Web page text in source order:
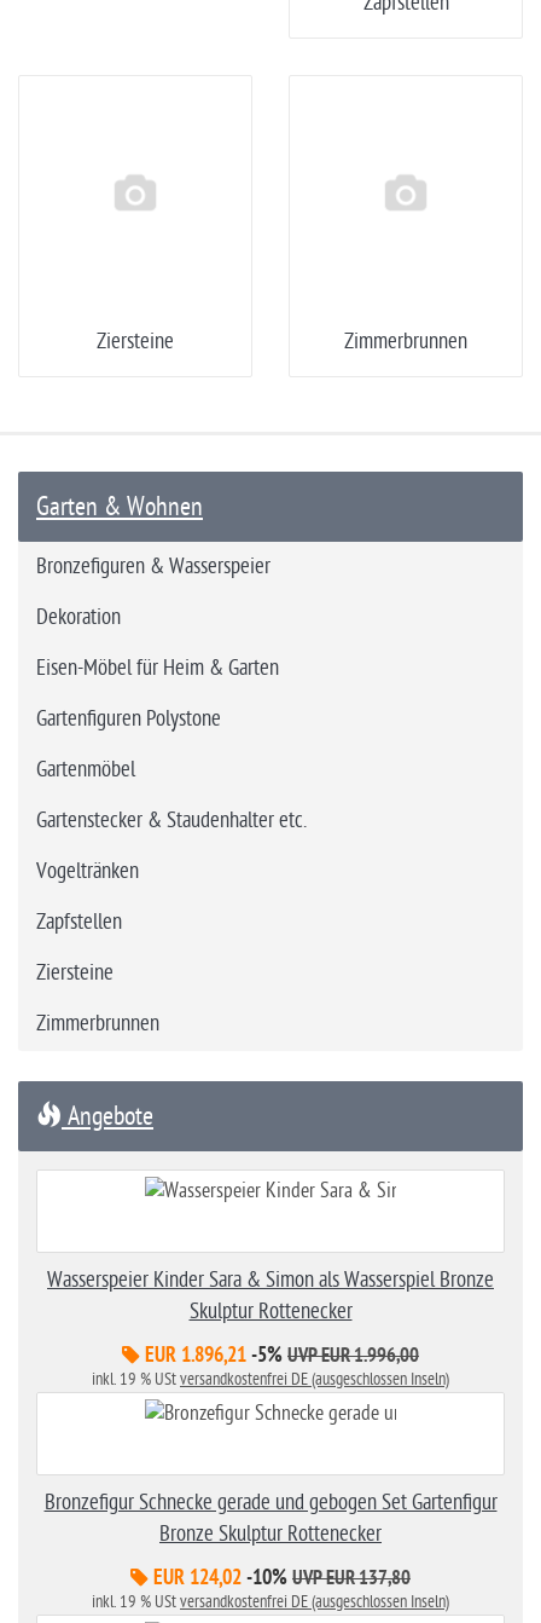
Ziersteine Zimmerbrunnen
Garten & Wohnen
Bronzefiguren & Wasserspeier
Dekoration
Eisen-Möbel für Heim & Garten
Gartenfiguren Polystone
Gartenmöbel
Gartenstecker & Staudenhalter etc.
Vogeltränken
Zapfstellen
Ziersteine
Zimmerbrunnen
Angebote
Wasserspeier Kinder Sara & Simon als Wasserspiel Bronze
Skulptur Rottenecker
EUR 1.896,21-5% UVP EUR 1.996,00
inkl. 19 % UStversandkostenfrei DE (ausgeschlossen Inseln)
Bronzefigur Schnecke gerade und gebogen Set Gartenfigur
Bronze Skulptur Rottenecker
EUR 124,02-10% UVP EUR 137,80
inkl. 19 % UStversandkostenfrei DE (ausgeschlossen Inseln)